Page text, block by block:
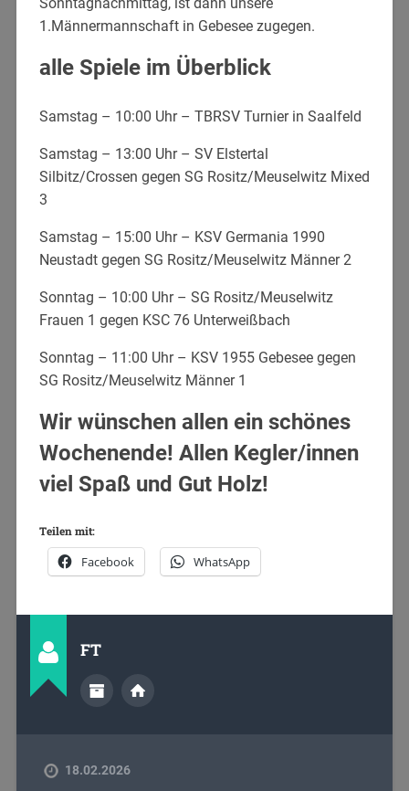
Sonntagnachmittag, ist dann unsere
1.Männermannschaft in Gebesee zugegen.
alle Spiele im Überblick
Samstag – 10:00 Uhr – TBRSV Turnier in Saalfeld
Samstag – 13:00 Uhr – SV Elstertal
Silbitz/Crossen gegen SG Rositz/Meuselwitz Mixed
3
Samstag – 15:00 Uhr – KSV Germania 1990
Neustadt gegen SG Rositz/Meuselwitz Männer 2
Sonntag – 10:00 Uhr – SG Rositz/Meuselwitz
Frauen 1 gegen KSC 76 Unterweißbach
Sonntag – 11:00 Uhr – KSV 1955 Gebesee gegen
SG Rositz/Meuselwitz Männer 1
Wir wünschen allen ein schönes
Wochenende! Allen Kegler/innen
viel Spaß und Gut Holz!
Teilen mit:
Facebook WhatsApp
FT
18.02.2026